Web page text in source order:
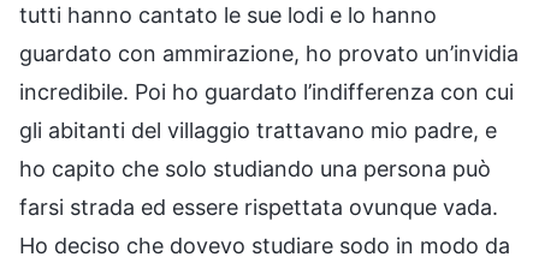
tutti hanno cantato le sue lodi e lo hanno
guardato con ammirazione, ho provato un’invidia
incredibile. Poi ho guardato l’indifferenza con cui
gli abitanti del villaggio trattavano mio padre, e
ho capito che solo studiando una persona può
farsi strada ed essere rispettata ovunque vada.
Ho deciso che dovevo studiare sodo in modo da